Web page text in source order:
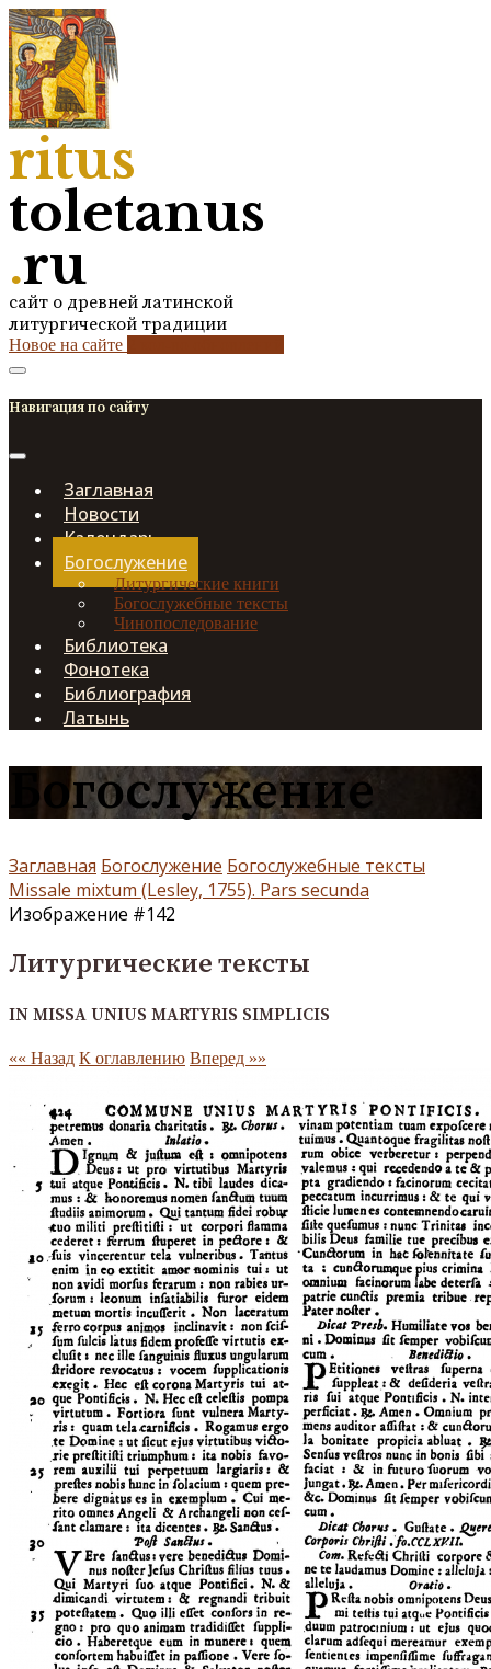
ritus
toletanus
.ru
сайт о древней латинской
литургической традиции
Новое на сайте
Навигация по сайту
Заглавная
Новости
Календарь
Богослужение
Литургические книги
Богослужебные тексты
Чинопоследование
Библиотека
Фонотека
Библиография
Латынь
Богослужение
Заглавная Богослужение Богослужебные тексты
Missale mixtum (Lesley, 1755). Pars secunda
Изображение #142
Литургические тексты
IN MISSA UNIUS MARTYRIS SIMPLICIS
«« Назад К оглавлению Вперед »»